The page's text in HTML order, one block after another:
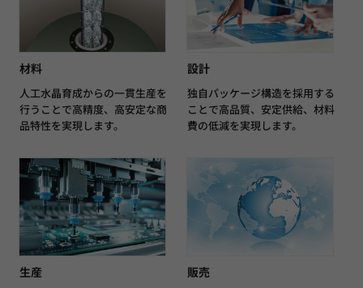
材料
人工水晶育成からの一貫生産を
行うことで高精度、高安定な商
品特性を実現します。
設計
独自パッケージ構造を採用する
ことで高品質、安定供給、材料
費の低減を実現します。
生産 販売